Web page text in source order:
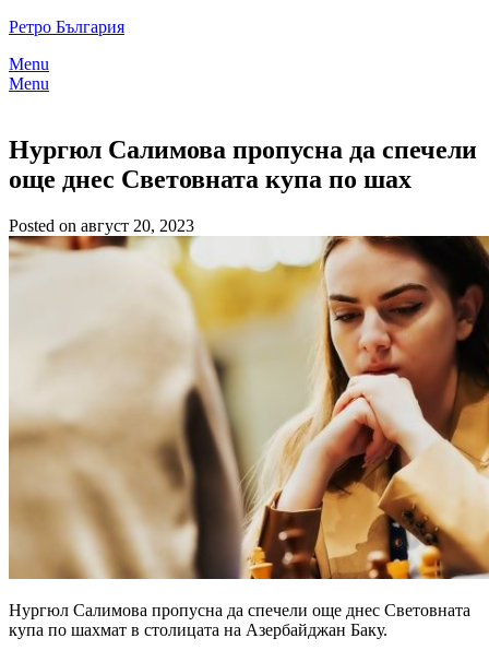
Skip
content
Ретро България
Menu
Menu
Нургюл Салимова пропусна да спечели
още днес Световната купа по шах
Posted on август 20, 2023
Нургюл Салимова пропусна да спечели още днес Световната
купа по шахмат в столицата на Азербайджан Баку.